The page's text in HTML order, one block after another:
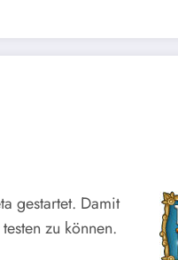
gestartet. Damit
zu können.